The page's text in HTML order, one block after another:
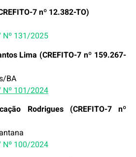
7 nº 12.382-TO)
Nº 131/2025
Lima (CREFITO-7 nº 159.267-
BA
Nº 101/2024
Rodrigues (CREFITO-7 nº
Nº 100/2024